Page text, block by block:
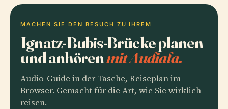
MACHEN SIE DEN BESUCH ZU IHREM
Ignatz-Bubis-Brücke planen
und anhörenmit Audiala.
Audio-Guide in der Tasche, Reiseplan im
Browser. Gemacht für die Art, wie Sie wirklich
reisen.